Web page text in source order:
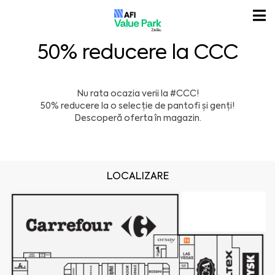
50% reducere la CCC
Nu rata ocazia verii la #CCC!
50% reducere la o selecție de pantofi și genți!
Descoperă oferta în magazin.
LOCALIZARE